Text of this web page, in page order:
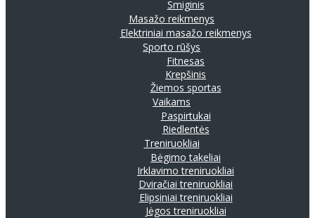
Smiginis
Masažo reikmenys
Elektriniai masažo reikmenys
Sporto rūšys
Fitnesas
Krepšinis
Žiemos sportas
Vaikams
Paspirtukai
Riedlentės
Treniruokliai
Bėgimo takeliai
Irklavimo treniruokliai
Dviračiai treniruokliai
Elipsiniai treniruokliai
Jėgos treniruokliai